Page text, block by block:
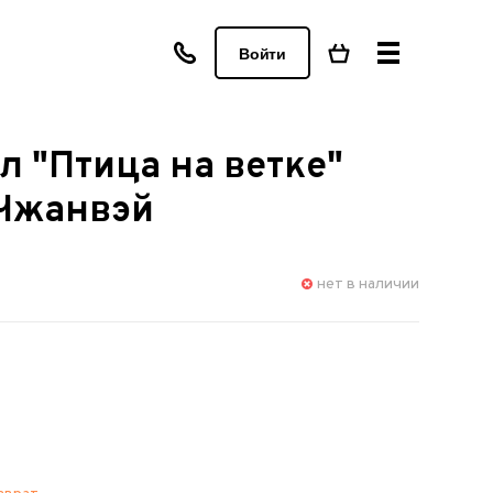
Войти
"Птица на ветке"
нет в наличии